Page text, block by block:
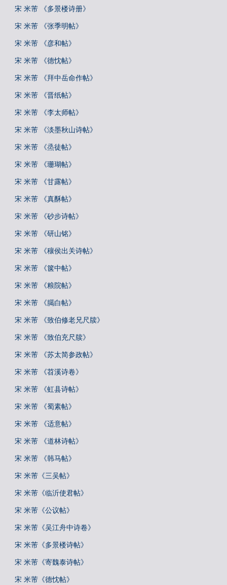
宋 米芾 《多景楼诗册》
宋 米芾 《张季明帖》
宋 米芾 《彦和帖》
宋 米芾 《德忱帖》
宋 米芾 《拜中岳命作帖》
宋 米芾 《晋纸帖》
宋 米芾 《李太师帖》
宋 米芾 《淡墨秋山诗帖》
宋 米芾 《烝徒帖》
宋 米芾 《珊瑚帖》
宋 米芾 《甘露帖》
宋 米芾 《真酥帖》
宋 米芾 《砂步诗帖》
宋 米芾 《研山铭》
宋 米芾 《穰侯出关诗帖》
宋 米芾 《箧中帖》
宋 米芾 《粮院帖》
宋 米芾 《臈白帖》
宋 米芾 《致伯修老兄尺牍》
宋 米芾 《致伯充尺牍》
宋 米芾 《苏太简参政帖》
宋 米芾 《苕溪诗卷》
宋 米芾 《虹县诗帖》
宋 米芾 《蜀素帖》
宋 米芾 《适意帖》
宋 米芾 《道林诗帖》
宋 米芾 《韩马帖》
宋 米芾《三吴帖》
宋 米芾《临沂使君帖》
宋 米芾《公议帖》
宋 米芾《吴江舟中诗卷》
宋 米芾《多景楼诗帖》
宋 米芾《寄魏泰诗帖》
宋 米芾《德忱帖》